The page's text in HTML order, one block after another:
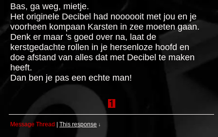
Bas, ga weg, mietje.
Het originele Decibel had noooooit met jou en je
voorheen kompaan Karsten in zee moeten gaan.
Denk er maar 's goed over na, laat de
kerstgedachte rollen in je hersenloze hoofd en
doe afstand van alles dat met Decibel te maken
heeft.
Dan ben je pas een echte man!
Message Thread This response ↓